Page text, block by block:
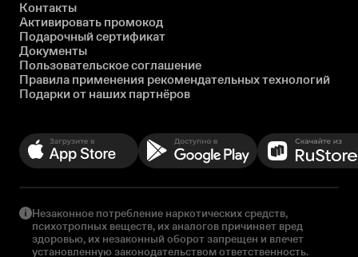
Контакты
Активировать промокод
Подарочный сертификат
Документы
Пользовательское соглашение
Правила применения рекомендательных технологий
Подарки от наших партнёров
Незаконное потребление наркотических средств,
психотропных веществ, их аналогов причиняет вред
здоровью, их незаконный оборот запрещен и влечет
установленную законодательством ответственность.